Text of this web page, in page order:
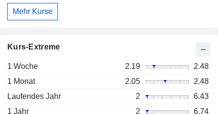
Mehr Kurse
Kurs-Extreme
1 Woche 2.19
2.48
1 Monat
2.05
2.48
Laufendes Jahr
2
6.43
1 Jahr
2
6.74